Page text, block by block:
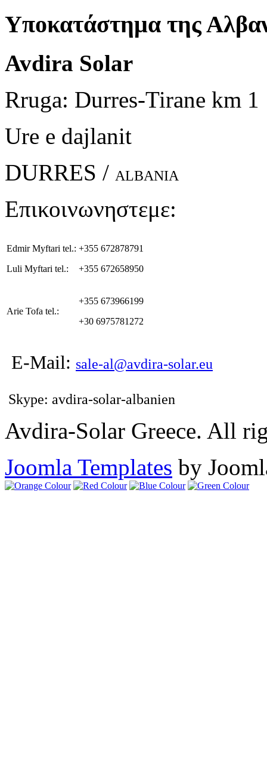
Υποκατάστημα της
Avdira Solar
Rruga: Durres-Tirane km 1
Ure e dajlanit
DURRES / ALBANIA
Επικοινωνηστεμε:
Edmir Myftari tel.:
Luli Myftari tel.:
+355 672878791
+355 672658950
Arie Tofa tel.:
+355 673966199
+30 6975781272
E-Mail: sale-al@avdira-solar.eu
Skype: avdira-solar-albanien
Avdira-Solar Greece. All
Joomla Templates by